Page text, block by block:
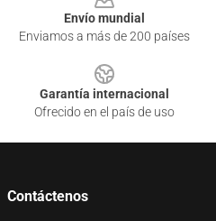
Envío mundial
Enviamos a más de 200 países
Garantía internacional
Ofrecido en el país de uso
Contáctenos